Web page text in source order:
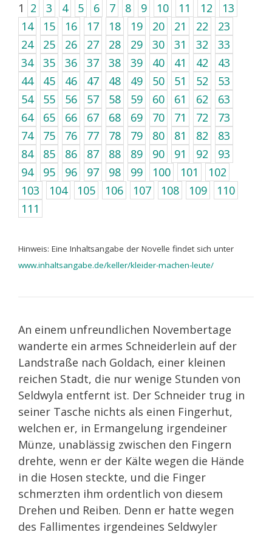
1 2 3 4 5 6 7 8 9 10 11 12
13
14
15 16 17 18 19 20 21 22
23
24
25 26 27 28 29 30 31 32
33
34
35 36 37 38 39 40 41 42
43
44
45 46 47 48 49 50 51 52
53
54
55 56 57 58 59 60 61 62
63
64
65 66 67 68 69 70 71 72
73
74
75 76 77 78 79 80 81 82
83
84
85 86 87 88 89 90 91 92
93
94
95 96 97 98 99 100 101
102
103
104 105 106 107 108 109
110
111
Hinweis: Eine Inhaltsangabe der Novelle findet sich unter
www.inhaltsangabe.de/keller/kleider-machen-leute/
An einem unfreundlichen Novembertage
wanderte ein armes Schneiderlein auf der
Landstraße nach Goldach, einer kleinen
reichen Stadt, die nur wenige Stunden von
Seldwyla entfernt ist. Der Schneider trug in
seiner Tasche nichts als einen Fingerhut,
welchen er, in Ermangelung irgendeiner
Münze, unablässig zwischen den Fingern
drehte, wenn er der Kälte wegen die Hände
in die Hosen steckte, und die Finger
schmerzten ihm ordentlich von diesem
Drehen und Reiben. Denn er hatte wegen
des Fallimentes irgendeines Seldwyler